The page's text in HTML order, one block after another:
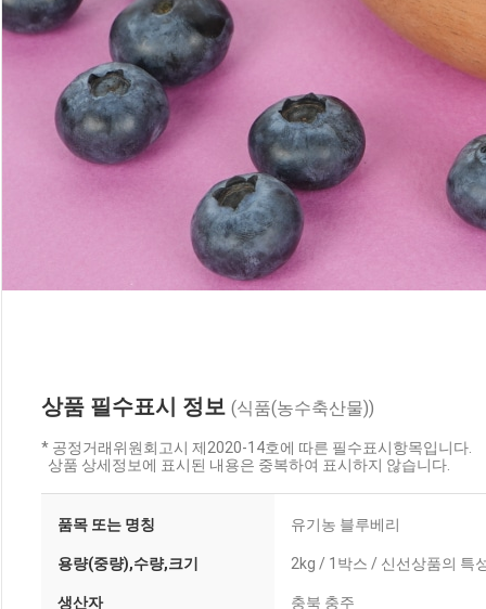
상품 필수표시 정보 (식품(농수축산물))
* 공정거래위원회고시 제2020-14호에 따른 필수표시항목입니다.
상품 상세정보에 표시된 내용은 중복하여 표시하지 않습니다.
품목 또는 명칭 유기농 블루베리
용량(중량),수량,크기 2kg / 1박스 / 신선상품의 특
생산자 충북 충주